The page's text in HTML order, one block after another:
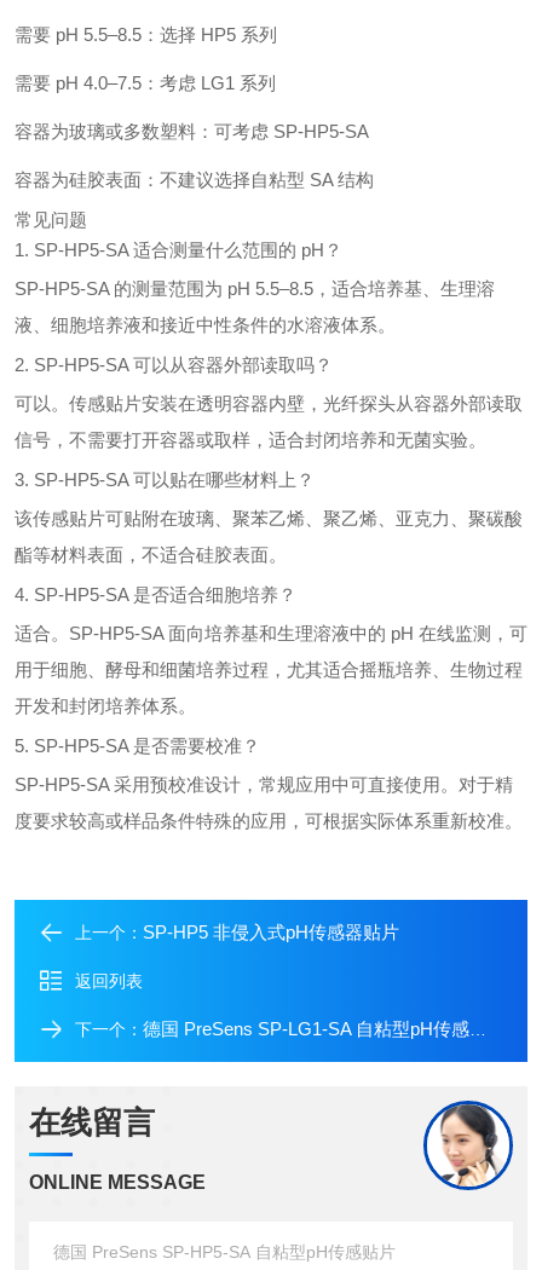
需要 pH 5.5–8.5：选择 HP5 系列
需要 pH 4.0–7.5：考虑 LG1 系列
容器为玻璃或多数塑料：可考虑 SP-HP5-SA
容器为硅胶表面：不建议选择自粘型 SA 结构
常见问题
1. SP-HP5-SA 适合测量什么范围的 pH？
SP-HP5-SA 的测量范围为 pH 5.5–8.5，适合培养基、生理溶
液、细胞培养液和接近中性条件的水溶液体系。
2. SP-HP5-SA 可以从容器外部读取吗？
可以。传感贴片安装在透明容器内壁，光纤探头从容器外部读取
信号，不需要打开容器或取样，适合封闭培养和无菌实验。
3. SP-HP5-SA 可以贴在哪些材料上？
该传感贴片可贴附在玻璃、聚苯乙烯、聚乙烯、亚克力、聚碳酸
酯等材料表面，不适合硅胶表面。
4. SP-HP5-SA 是否适合细胞培养？
适合。SP-HP5-SA 面向培养基和生理溶液中的 pH 在线监测，可
用于细胞、酵母和细菌培养过程，尤其适合摇瓶培养、生物过程
开发和封闭培养体系。
5. SP-HP5-SA 是否需要校准？
SP-HP5-SA 采用预校准设计，常规应用中可直接使用。对于精
度要求较高或样品条件特殊的应用，可根据实际体系重新校准。
上一个： SP-HP5 非侵入式pH传感器贴片
返回列表
下一个： 德国 PreSens SP-LG1-SA 自粘型pH传感贴片
在线留言
ONLINE MESSAGE